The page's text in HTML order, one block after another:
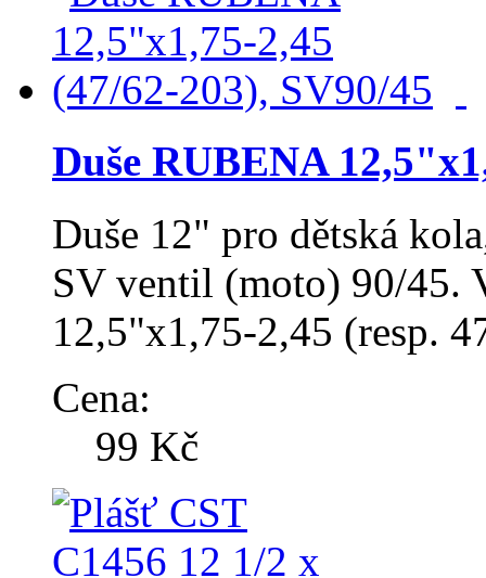
Duše RUBENA
Duše 12" pro dětská
SV ventil (moto) 90/45.
12,5"x1,75-2,45 (resp.
Cena:
99 Kč